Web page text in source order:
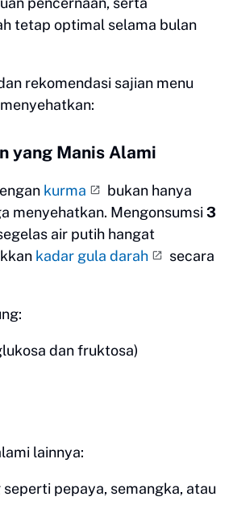
tetap optimal selama bulan
rekomendasi sajian menu
yang Manis Alami
kurma
bukan hanya
menyehatkan. Mengonsumsi 3
air putih hangat
kadar gula darah
secara
dan fruktosa)
lainnya:
seperti pepaya, semangka, atau